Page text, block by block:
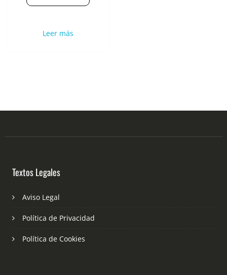
Leer más
Textos Legales
Aviso Legal
Política de Privacidad
Política de Cookies